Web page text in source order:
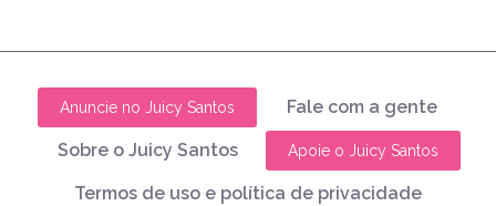
Anuncie no Juicy Santos Fale com a gente
Sobre o Juicy Santos Apoie o Juicy Santos
Termos de uso e política de privacidade